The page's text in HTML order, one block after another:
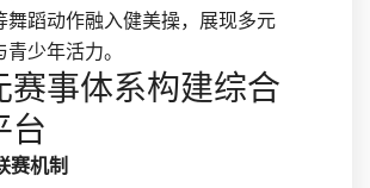
舞蹈动作融入健美操，展现多元
少年活力。
赛事体系构建综合
台
赛机制